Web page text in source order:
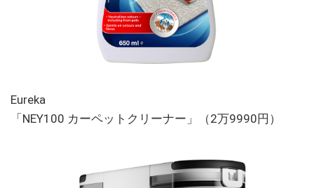
Eureka
「NEY100 カーペットクリーナー」（2万9990円）